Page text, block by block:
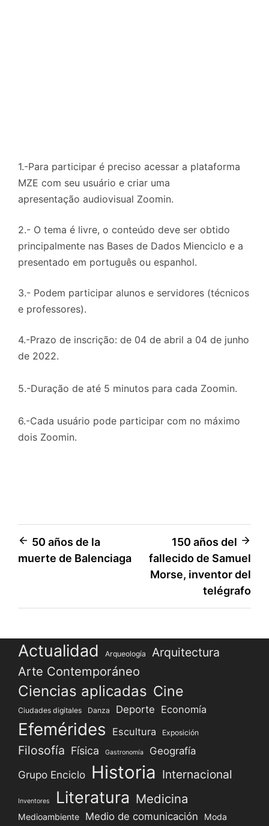
1.-Para participar é preciso acessar a plataforma
MZE com seu usuário e criar uma
apresentação audiovisual Zoomin.
2.- O tema é livre, o conteúdo deve ser obtido
principalmente nas Bases de Dados Mienciclo e a
presentado em português ou espanhol.
3.- Podem participar alunos e servidores (técnicos
e professores).
4.-Prazo de inscrição: de 04 de abril a 04 de junho
de 2022.
5.-Duração de até 5 minutos para cada Zoomin.
6.-Cada usuário pode participar com no máximo
dois Zoomin.
Navegación
de
50 años de la
muerte de Balenciaga
150 años del
fallecido de Samuel
Morse, inventor del
telégrafo
Actualidad Arqueología Arquitectura
Arte Contemporáneo
Ciencias aplicadas Cine
Ciudades digitales Danza Deporte Economía
Efemérides Escultura Exposición
Filosofía Física Gastronomía Geografía
Grupo Enciclo Historia Internacional
Inventores Literatura Medicina
Medioambiente Medio de comunicación Moda